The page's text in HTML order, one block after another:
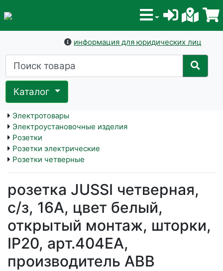
информация для юридических лиц
Каталог
Электротовары
Электроустановочные изделия
Розетки
Розетки электрические
Розетки четверные
розетка JUSSI четверная,
с/з, 16А, цвет белый,
открытый монтаж, шторки,
IP20, арт.404EA,
производитель ABB